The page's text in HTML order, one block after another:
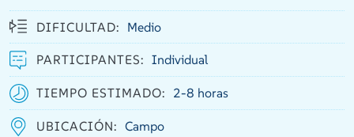
DIFICULTAD: Medio
PARTICIPANTES: Individual
TIEMPO ESTIMADO: 2-8 horas
UBICACIÓN: Campo